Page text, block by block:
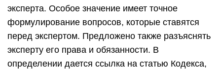
эксперта. Особое значение имеет точное
формулирование вопросов, которые ставятся
перед экспертом. Предложено также разъяснять
эксперту его права и обязанности. В
определении дается ссылка на статью Кодекса,